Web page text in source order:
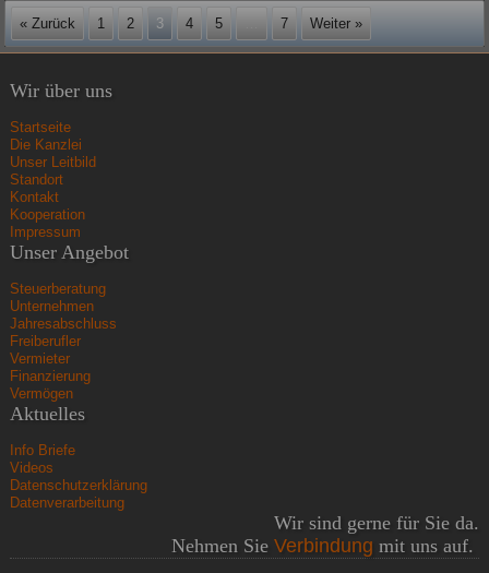
« Zurück 1 2 3 4 5 7 Weiter »
Wir über uns
Startseite
Die Kanzlei
Unser Leitbild
Standort
Kontakt
Kooperation
Impressum
Unser Angebot
Steuerberatung
Unternehmen
Jahresabschluss
Freiberufler
Vermieter
Finanzierung
Vermögen
Aktuelles
Info Briefe
Videos
Datenschutzerklärung
Datenverarbeitung
Wir sind gerne für Sie da.
Nehmen SieVerbindung mit uns auf.